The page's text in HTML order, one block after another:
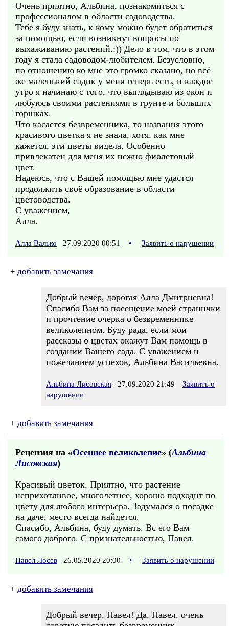
Очень приятно, Альбина, познакомиться с
профессионалом в области садоводства.
Тебе я буду знать, к кому можно будет обратиться
за помощью, если возникнут вопросы по
выхаживанию растений.:)) Дело в том, что в этом
году я стала садоводом-любителем. Безусловно,
по отношению ко мне это громко сказано, но всё
же маленький садик у меня теперь есть, и каждое
утро я начинаю с того, что выглядываю из окон и
любуюсь своими растениями в грунте и больших
горшках.
Что касается безвременника, то названия этого
красивого цветка я не знала, хотя, как мне
кажется, эти цветы видела. Особенно
привлекатен для меня их нежно фиолетовый
цвет.
Надеюсь, что с Вашей помощью мне удастся
продолжить своё образование в области
цветоводства.
С уважением,
Алла.
Алла Валько 27.09.2020 00:51 • Заявить о нарушении
+ добавить замечания
Добрый вечер, дорогая Алла Дмитриевна!
Спасибо Вам за посещение моей странички
и прочтение очерка о безвременнике
великолепном. Буду рада, если мои
рассказы о цветах окажут Вам помощь в
создании Вашего сада. С уважением и
пожеланием успехов, Альбина Васильевна.
Альбина Лисовская 27.09.2020 21:49
Заявить о
нарушении
+ добавить замечания
Рецензия на «Осеннее великолепие» (Альбина
Лисовская)
Красивый цветок. Приятно, что растение
неприхотливое, многолетнее, хорошо подходит по
цвету для любого интерьера. Задумался о посадке
на даче, место всегда найдется.
Спасибо, Альбина, буду думать. Вс его Вам
самого доброго. С признательностью, Павел.
Павел Лосев 26.05.2020 20:00 • Заявить о нарушении
+ добавить замечания
Добрый вечер, Павел! Да, Павел, очень